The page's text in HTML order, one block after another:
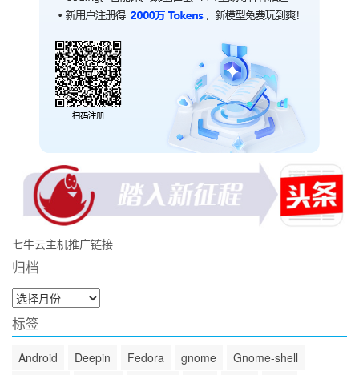
七牛云主机推广链接
归档
归
档
标签
Android Deepin Fedora gnome
Gnome-shell